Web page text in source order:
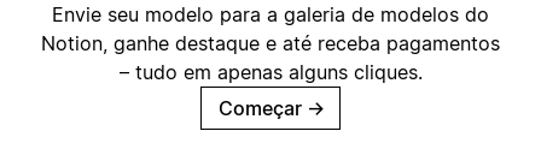
Envie seu modelo para a galeria de modelos do
Notion, ganhe destaque e até receba pagamentos
– tudo em apenas alguns cliques.
Começar →